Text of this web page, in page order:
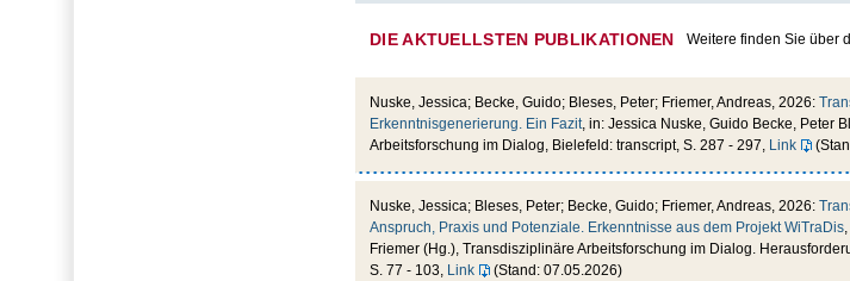
DIE AKTUELLSTEN PUBLIKATIONEN Weitere finden Sie über
Nuske, Jessica; Becke, Guido; Bleses, Peter; Friemer, Andreas, 2026:
Erkenntnisgenerierung. Ein Fazit, in: Jessica Nuske, Guido Becke, Peter
Arbeitsforschung im Dialog, Bielefeld: transcript, S. 287 - 297, Link
Nuske, Jessica; Bleses, Peter; Becke, Guido; Friemer, Andreas, 2026:
Anspruch, Praxis und Potenziale. Erkenntnisse aus dem Projekt WiTraDis
Friemer (Hg.), Transdisziplinäre Arbeitsforschung im Dialog.
S. 77 - 103, Link (Stand: 07.05.2026)